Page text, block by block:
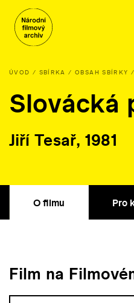
ÚVOD SBÍRKA OBSAH SBÍRKY
Slovácká
Jiří Tesař, 1981
O filmu Pro
Film na